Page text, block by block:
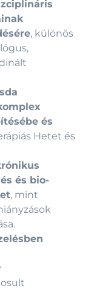
, különös
és
Hetet és
és bio-
, mint